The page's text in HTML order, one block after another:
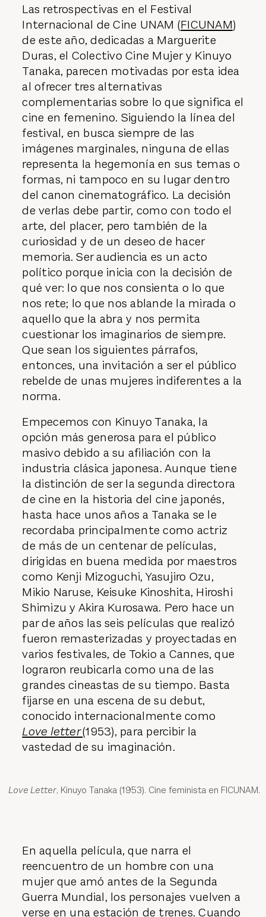
Las retrospectivas en el Festival
Internacional de Cine UNAM (FICUNAM)
de este año, dedicadas a Marguerite
Duras, el Colectivo Cine Mujer y Kinuyo
Tanaka, parecen motivadas por esta idea
al ofrecer tres alternativas
complementarias sobre lo que significa el
cine en femenino. Siguiendo la línea del
festival, en busca siempre de las
imágenes marginales, ninguna de ellas
representa la hegemonía en sus temas o
formas, ni tampoco en su lugar dentro
del canon cinematográfico. La decisión
de verlas debe partir, como con todo el
arte, del placer, pero también de la
curiosidad y de un deseo de hacer
memoria. Ser audiencia es un acto
político porque inicia con la decisión de
qué ver: lo que nos consienta o lo que
nos rete; lo que nos ablande la mirada o
aquello que la abra y nos permita
cuestionar los imaginarios de siempre.
Que sean los siguientes párrafos,
entonces, una invitación a ser el público
rebelde de unas mujeres indiferentes a la
norma.
Empecemos con Kinuyo Tanaka, la
opción más generosa para el público
masivo debido a su afiliación con la
industria clásica japonesa. Aunque tiene
la distinción de ser la segunda directora
de cine en la historia del cine japonés,
hasta hace unos años a Tanaka se le
recordaba principalmente como actriz
de más de un centenar de películas,
dirigidas en buena medida por maestros
como Kenji Mizoguchi, Yasujiro Ozu,
Mikio Naruse, Keisuke Kinoshita, Hiroshi
Shimizu y Akira Kurosawa. Pero hace un
par de años las seis películas que realizó
fueron remasterizadas y proyectadas en
varios festivales, de Tokio a Cannes, que
lograron reubicarla como una de las
grandes cineastas de su tiempo. Basta
fijarse en una escena de su debut,
conocido internacionalmente como
Love letter(1953), para percibir la
vastedad de su imaginación.
Love Letter, Kinuyo Tanaka (1953). Cine feminista en FICUNAM.
En aquella película, que narra el
reencuentro de un hombre con una
mujer que amó antes de la Segunda
Guerra Mundial, los personajes vuelven a
verse en una estación de trenes. Cuando